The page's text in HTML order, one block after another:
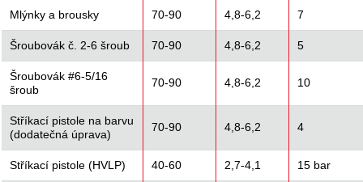
Mlýnky a brousky 70-90 4,8-6,2 7
Šroubovák č. 2-6 šroub 70-90 4,8-6,2 5
Šroubovák #6-5/16
šroub
70-90 4,8-6,2 10
Stříkací pistole na barvu
(dodatečná úprava)
70-90 4,8-6,2 4
Stříkací pistole (HVLP) 40-60 2,7-4,1 15 bar